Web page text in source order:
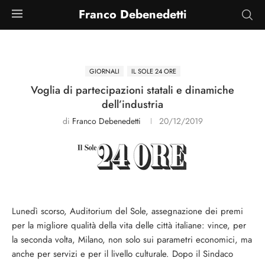
Franco Debenedetti
GIORNALI IL SOLE 24 ORE
Voglia di partecipazioni statali e dinamiche
dell’industria
di Franco Debenedetti 20/12/2019
Lunedì scorso, Auditorium del Sole, assegnazione dei premi
per la migliore qualità della vita delle città italiane: vince, per
la seconda volta, Milano, non solo sui parametri economici, ma
anche per servizi e per il livello culturale. Dopo il Sindaco